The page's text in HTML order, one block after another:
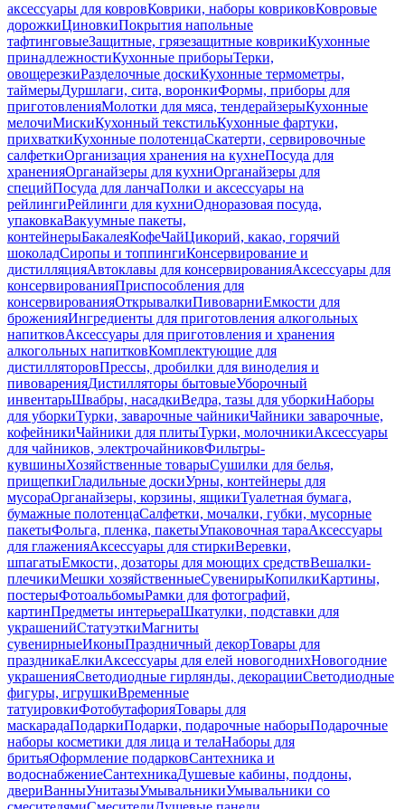
аксессуары для ковровКоврики, наборы ковриковКовровые
дорожкиЦиновкиПокрытия напольные
тафтинговыеЗащитные, грязезащитные коврикиКухонные
принадлежностиКухонные приборыТерки,
овощерезкиРазделочные доскиКухонные термометры,
таймерыДуршлаги, сита, воронкиФормы, приборы для
приготовленияМолотки для мяса, тендерайзерыКухонные
мелочиМискиКухонный текстильКухонные фартуки,
прихваткиКухонные полотенцаСкатерти, сервировочные
салфеткиОрганизация хранения на кухнеПосуда для
храненияОрганайзеры для кухниОрганайзеры для
специйПосуда для ланчаПолки и аксессуары на
рейлингиРейлинги для кухниОдноразовая посуда,
упаковкаВакуумные пакеты,
контейнерыБакалеяКофеЧайЦикорий, какао, горячий
шоколадСиропы и топпингиКонсервирование и
дистилляцияАвтоклавы для консервированияАксессуары для
консервированияПриспособления для
консервированияОткрывалкиПивоварниЕмкости для
броженияИнгредиенты для приготовления алкогольных
напитковАксессуары для приготовления и хранения
алкогольных напитковКомплектующие для
дистилляторовПрессы, дробилки для виноделия и
пивоваренияДистилляторы бытовыеУборочный
инвентарьШвабры, насадкиВедра, тазы для уборкиНаборы
для уборкиТурки, заварочные чайникиЧайники заварочные,
кофейникиЧайники для плитыТурки, молочникиАксессуары
для чайников, электрочайниковФильтры-
кувшиныХозяйственные товарыСушилки для белья,
прищепкиГладильные доскиУрны, контейнеры для
мусораОрганайзеры, корзины, ящикиТуалетная бумага,
бумажные полотенцаСалфетки, мочалки, губки, мусорные
пакетыФольга, пленка, пакетыУпаковочная тараАксессуары
для глаженияАксессуары для стиркиВеревки,
шпагатыЕмкости, дозаторы для моющих средствВешалки-
плечикиМешки хозяйственныеСувенирыКопилкиКартины,
постерыФотоальбомыРамки для фотографий,
картинПредметы интерьераШкатулки, подставки для
украшенийСтатуэткиМагниты
сувенирныеИконыПраздничный декорТовары для
праздникаЕлкиАксессуары для елей новогоднихНовогодние
украшенияСветодиодные гирлянды, декорацииСветодиодные
фигуры, игрушкиВременные
татуировкиФотобутафорияТовары для
маскарадаПодаркиПодарки, подарочные наборыПодарочные
наборы косметики для лица и телаНаборы для
бритьяОформление подарковСантехника и
водоснабжениеСантехникаДушевые кабины, поддоны,
двериВанныУнитазыУмывальникиУмывальники со